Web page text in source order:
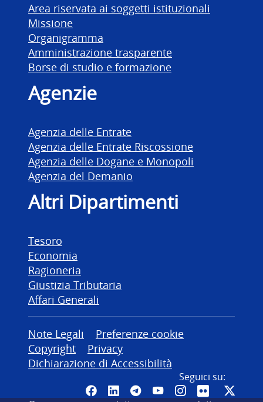
Area riservata ai soggetti istituzionali
Missione
Organigramma
Amministrazione trasparente
Borse di studio e formazione
Agenzie
Agenzia delle Entrate
Agenzia delle Entrate Riscossione
Agenzia delle Dogane e Monopoli
Agenzia del Demanio
Altri Dipartimenti
Tesoro
Economia
Ragioneria
Giustizia Tributaria
Affari Generali
Altre informazioni
Note Legali
Preferenze cookie
Copyright
Privacy
Dichiarazione di Accessibilità
Seguici su:
Pagina Facebook del MEF -
Canale LinkedIn del MEF
Canale Telegram del
Canale YouTube del
CanaleCanale